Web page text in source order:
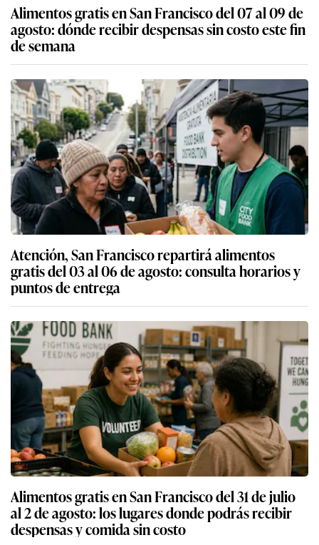
Alimentos gratis en San Francisco del 07 al 09 de
agosto: dónde recibir despensas sin costo este fin
de semana
Atención, San Francisco repartirá alimentos
gratis del 03 al 06 de agosto: consulta horarios y
puntos de entrega
Alimentos gratis en San Francisco del 31 de julio
al 2 de agosto: los lugares donde podrás recibir
despensas y comida sin costo